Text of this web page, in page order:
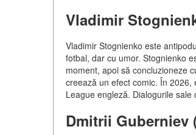
Vladimir
Vladimir Stognienko este
fotbal, dar cu umor. Stognienko
moment, apoi să concluzioneze
creează un efect comic. În
League engleză. Dialogurile
Dmitrii